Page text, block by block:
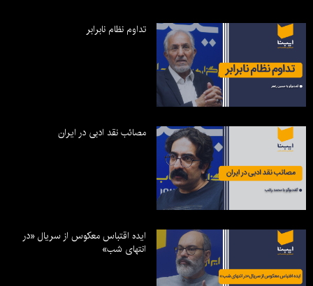
تداوم نظام نابرابر
مصائب نقد ادبی در ایران
ایده اقتباس معکوس از سریال «در
انتهای شب»